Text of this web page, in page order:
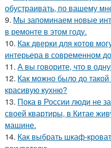
обустраивать, по вашему
9. Мы запоминаем новые
в ремонте в этом году.
10. Как дверки для котов
интерьера в современном
11. А вы говорите, что в
12. Как можно было до такой
красивую кухню?
13. Пока в России люди не
своей квартиры, в Китае
машине.
14. Как выбрать шкаф-